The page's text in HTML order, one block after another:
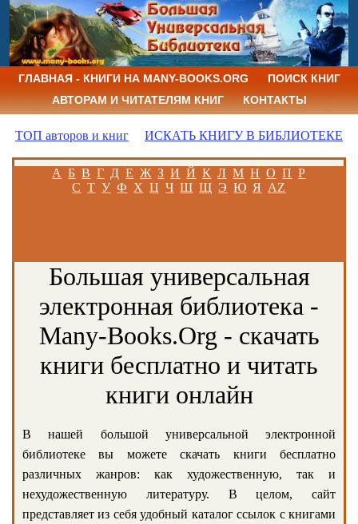
ГЛАВНАЯ - КНИГИ НА MANY-BOOKS.ORG
ПОИСК КНИГ
АВТОРАМ И ЧИТАТЕЛЯМ КНИГ
КОНТАКТЫ
ТОП авторов и книг ИСКАТЬ КНИГУ В БИБЛИОТЕКЕ
А Б В Г Д Е Ж З И Й К Л М Н О П Р
С Т У Ф Х Ц Ч Ш Щ Э Ю Я AZ
Большая универсальная
электронная библиотека -
Many-Books.Org - скачать
книги бесплатно и читать
книги онлайн
В нашей большой универсальной электронной
библиотеке вы можете скачать книги бесплатно
различных жанров: как художественную, так и
нехудожественную литературу. В целом, сайт
представляет из себя удобный каталог ссылок с книгами